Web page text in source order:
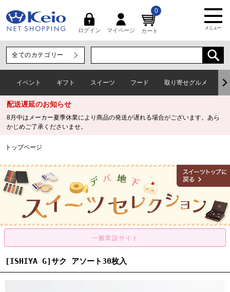
ログイン マイページ カート
0
メニュー
イベント ギフト スイーツ フード 取り寄せグルメ
配送遅延のお知らせ
8月中はメーカー夏季休業により商品の発送が遅れる場合がございます。あら
かじめご了承くださいませ。
トップページ
[ISHIYA G]サク アソート30枚入